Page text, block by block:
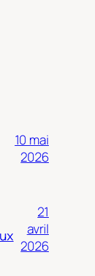
10 mai
2026
21
avril
2026